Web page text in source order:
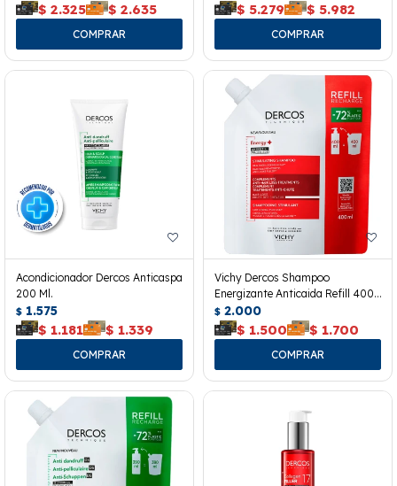
$ 2.325 $ 2.635 $ 5.279 $ 5.982
Acondicionador Dercos Anticaspa
200 Ml.
$ 1.575
$ 1.181 $ 1.339
Vichy Dercos Shampoo
Energizante Anticaida Refill 400
Ml.
$ 2.000
$ 1.500 $ 1.700